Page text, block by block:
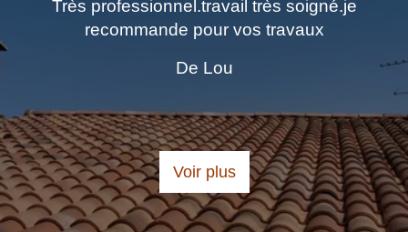
très soigné.je
pour vos travaux
Excellent travail
demandé
Voir plus